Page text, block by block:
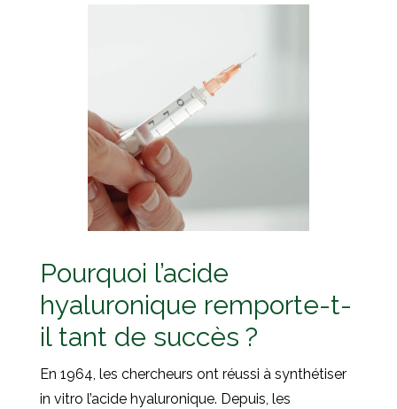
Pourquoi l’acide
hyaluronique remporte-t-
il tant de succès ?
En 1964, les chercheurs ont réussi à synthétiser
in vitro l’acide hyaluronique. Depuis, les